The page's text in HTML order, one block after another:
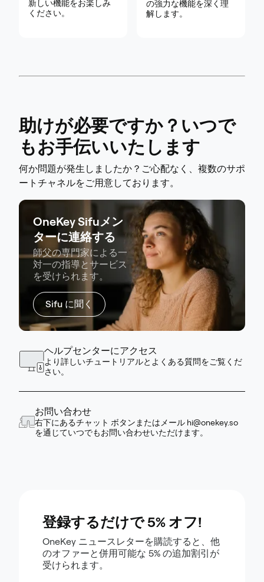
新しい機能をお楽しみ
ください。
の強力な機能を深く理
解します。
助けが必要ですか？いつで
もお手伝いいたします
何か問題が発生しましたか？ご心配なく、複数のサポ
ートチャネルをご用意しております。
OneKey Sifuメン
ターに連絡する
師父の専門家による一
対一の指導とサービス
を受けられます。
Sifu に聞く
ヘルプセンターにアクセス
より詳しいチュートリアルとよくある質問をご覧くだ
さい。
お問い合わせ
右下にあるチャット ボタンまたはメール hi@onekey.so
を通じていつでもお問い合わせいただけます。
登録するだけで 5% オフ!
OneKey ニュースレターを購読すると、他
のオファーと併用可能な 5% の追加割引が
受けられます。